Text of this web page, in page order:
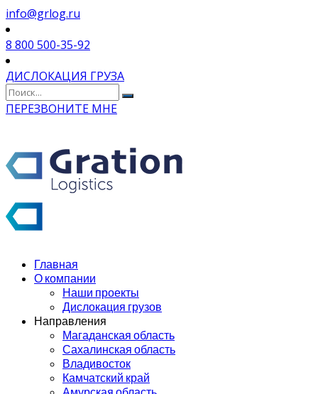
info@grlog.ru
8 800 500-35-92
ДИСЛОКАЦИЯ ГРУЗА
ПЕРЕЗВОНИТЕ МНЕ
Главная
О компании
Наши проекты
Дислокация грузов
Направления
Магаданская область
Сахалинская область
Владивосток
Камчатский край